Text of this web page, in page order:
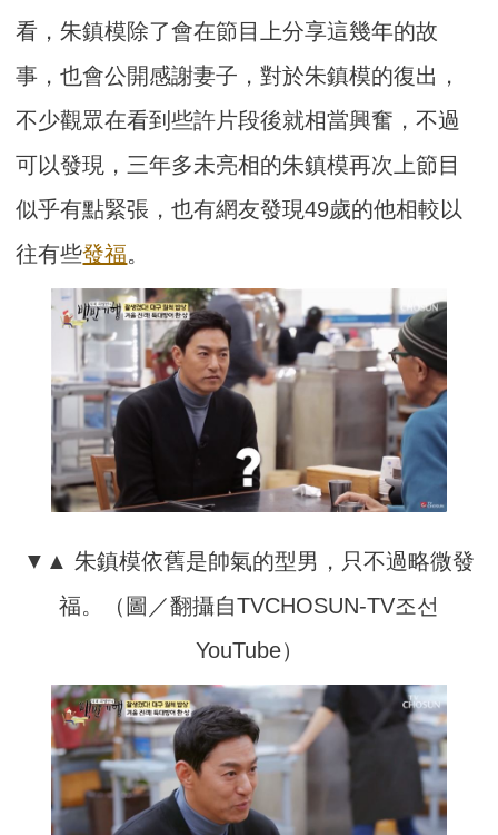
看，朱鎮模除了會在節目上分享這幾年的故
事，也會公開感謝妻子，對於朱鎮模的復出，
不少觀眾在看到些許片段後就相當興奮，不過
可以發現，三年多未亮相的朱鎮模再次上節目
似乎有點緊張，也有網友發現49歲的他相較以
往有些發福。
▼▲ 朱鎮模依舊是帥氣的型男，只不過略微發
福。（圖／翻攝自TVCHOSUN-TV조선
YouTube）